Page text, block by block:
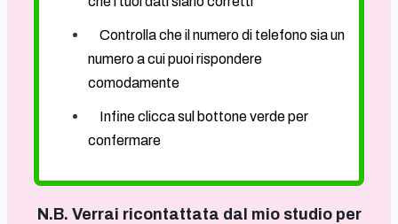
Controlla che il numero di telefono sia un
numero a cui puoi rispondere
comodamente
Infine clicca sul bottone verde per
confermare
N.B. Verrai ricontattata dal mio studio per